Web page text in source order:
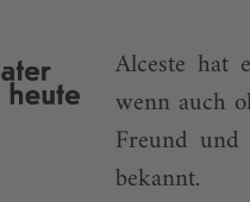
Alceste hat
wenn auch
Freund
bekannt.